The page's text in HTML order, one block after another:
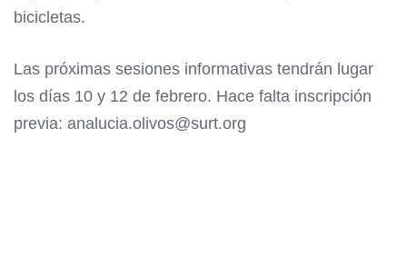
bicicletas.
Las próximas sesiones informativas tendrán lugar
los días 10 y 12 de febrero. Hace falta inscripción
previa: analucia.olivos@surt.org